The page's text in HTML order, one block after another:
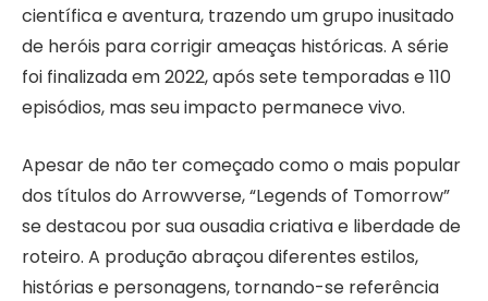
científica e aventura, trazendo um grupo inusitado
de heróis para corrigir ameaças históricas. A série
foi finalizada em 2022, após sete temporadas e 110
episódios, mas seu impacto permanece vivo.
Apesar de não ter começado como o mais popular
dos títulos do Arrowverse, “Legends of Tomorrow”
se destacou por sua ousadia criativa e liberdade de
roteiro. A produção abraçou diferentes estilos,
histórias e personagens, tornando-se referência